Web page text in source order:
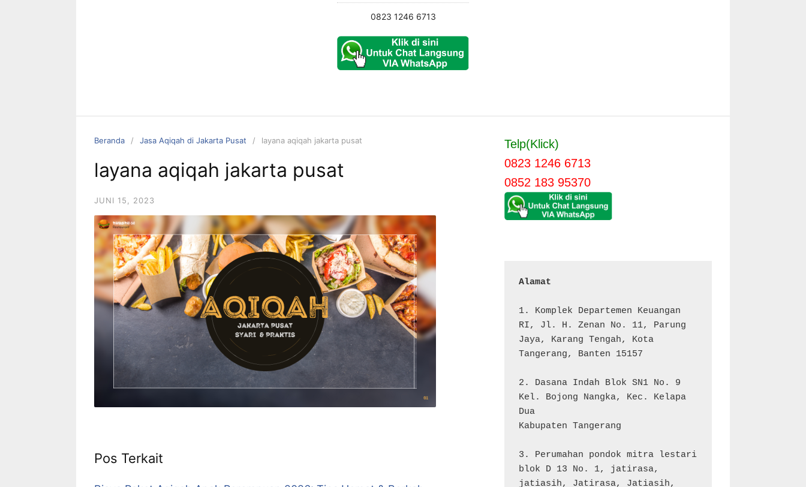
0823 1246 6713
Beranda Jasa Aqiqah di Jakarta Pusat layana aqiqah jakarta pusat
layana aqiqah jakarta pusat
JUNI 15, 2023
Pos Terkait
Telp(Klick)
0823 1246 6713
0852 183 95370
Alamat
1. Komplek Departemen Keuangan
RI, Jl. H. Zenan No. 11, Parung
Jaya, Karang Tengah, Kota
Tangerang, Banten 15157
2. Dasana Indah Blok SN1 No. 9
Kel. Bojong Nangka, Kec. Kelapa
Dua
Kabupaten Tangerang
3. Perumahan pondok mitra lestari
blok D 13 No. 1, jatirasa,
jatiasih, Jatirasa, Jatiasih,